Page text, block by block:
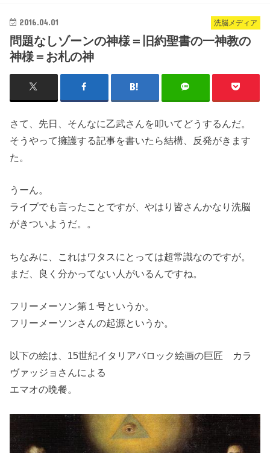
洗脳メディア
2016.04.01
問題なしゾーンの神様＝旧約聖書の一神教の
神様＝お札の神
さて、先日、そんなに乙武さんを叩いてどうするんだ。
そうやって擁護する記事を書いたら結構、反発がきます
た。
うーん。
ライブでも言ったことですが、やはり皆さんかなり洗脳
がきついようだ。。
ちなみに、これはワタスにとっては超常識なのですが。
まだ、良く分かってない人がいるんですね。
フリーメーソン第１号というか。
フリーメーソンさんの起源というか。
以下の絵は、15世紀イタリアバロック絵画の巨匠 カラ
ヴァッジョさんによる
エマオの晩餐。